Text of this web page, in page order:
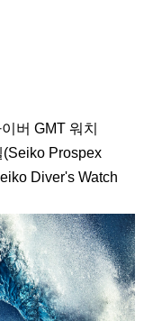
버 GMT 워치
Prospex
Diver's Watch